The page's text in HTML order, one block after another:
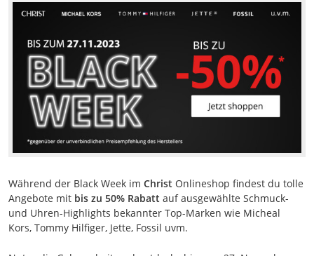
Während der Black Week im Christ Onlineshop findest du tolle
Angebote mit bis zu 50% Rabatt auf ausgewählte Schmuck-
und Uhren-Highlights bekannter Top-Marken wie Micheal
Kors, Tommy Hilfiger, Jette, Fossil uvm.